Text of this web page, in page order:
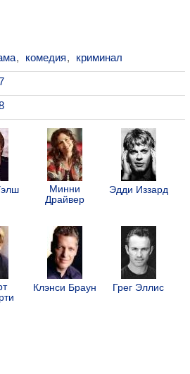
, комедия, криминал
Минни
Драйвер
Эдди Иззард
Клэнси Браун Грег Эллис